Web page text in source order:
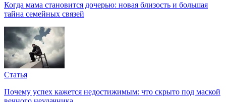
Когда мама становится дочерью: новая близость и большая
тайна семейных связей
Статья
Почему успех кажется недостижимым: что скрыто под маской